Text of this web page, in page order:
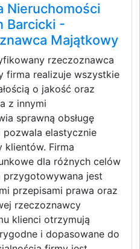
Nieruchomości
Barcicki -
Majątkowy
rzeczoznawca
firma realizuje wszystkie
o jakość oraz
z innymi
sprawną obsługę
elastycznie
Firma
dla różnych celów
przygotowywana jest
przepisami prawa oraz
rzeczoznawcy
klienci otrzymują
i dopasowane do